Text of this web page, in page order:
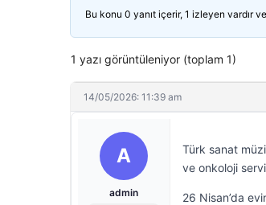
Bu konu 0 yanıt içerir, 1 izleyen vardır
1 yazı görüntüleniyor (toplam 1)
14/05/2026: 11:39 am
A
admin
Türk sanat
ve onkoloji
26 Nisan’da